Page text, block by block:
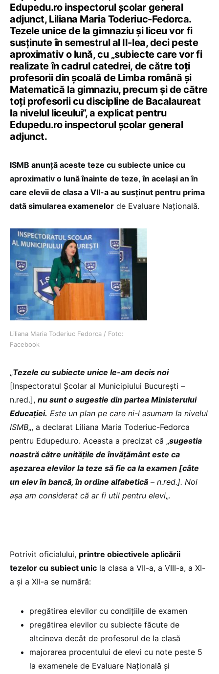
Edupedu.ro inspectorul școlar general
adjunct, Liliana Maria Toderiuc-Fedorca.
Tezele unice de la gimnaziu și liceu vor fi
susținute în semestrul al II-lea, deci peste
aproximativ o lună, cu „subiecte care vor fi
realizate în cadrul catedrei, de către toți
profesorii din școală de Limba română și
Matematică la gimnaziu, precum și de către
toți profesorii cu discipline de Bacalaureat
la nivelul liceului”, a explicat pentru
Edupedu.ro inspectorul școlar general
adjunct.
ISMB anunță aceste teze cu subiecte unice cu
aproximativ o lună înainte de teze,în același an în
care elevii de clasa a VII-a au susținut pentru prima
dată simularea examenelor de Evaluare Națională.
Liliana Maria Toderiuc Fedorca / Foto:
Facebook
„Tezele cu subiecte unice le-am decis noi
[Inspectoratul Școlar al Municipiului București –
n.red.], nu sunt o sugestie din partea Ministerului
Educației. Este un plan pe care ni-l asumam la nivelul
ISMB„, a declarat Liliana Maria Toderiuc-Fedorca
pentru Edupedu.ro. Aceasta a precizat că „sugestia
noastră către unitățile de învățământ este ca
așezarea elevilor la teze să fie ca la examen [câte
un elev în bancă, în ordine alfabetică – n.red.]. Noi
așa am considerat că ar fi util pentru elevi„.
Potrivit oficialului, printre obiectivele aplicării
tezelor cu subiect unic la clasa a VII-a, a VIII-a, a XI-
a și a XII-a se numără:
pregătirea elevilor cu condițiile de examen
pregătirea elevilor cu subiecte făcute de
altcineva decât de profesorul de la clasă
majorarea procentului de elevi cu note peste 5
la examenele de Evaluare Națională și